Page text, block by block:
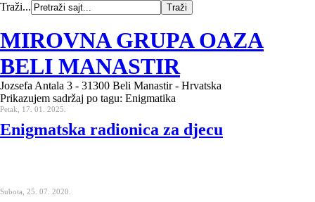
Traži...
MIROVNA GRUPA OAZA
BELI MANASTIR
Jozsefa Antala 3 - 31300 Beli Manastir - Hrvatska
Prikazujem sadržaj po tagu: Enigmatika
Petak, 17. 01. 2025.
Enigmatska radionica za djecu
Subota, 25. 07. 2020.